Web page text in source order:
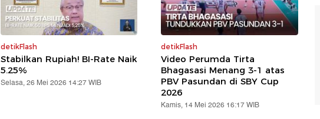
detikFlash
Stabilkan Rupiah! BI-Rate Naik
5.25%
Selasa, 26 Mei 2026 14:27 WIB
detikFlash
Video Perumda Tirta
Bhagasasi Menang 3-1 atas
PBV Pasundan di SBY Cup
2026
Kamis, 14 Mei 2026 16:17 WIB